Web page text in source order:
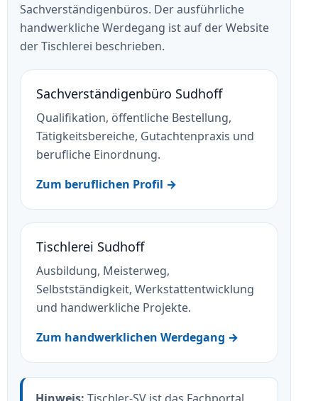
Sachverständigenbüros. Der ausführliche
handwerkliche Werdegang ist auf der Website
der Tischlerei beschrieben.
Sachverständigenbüro Sudhoff
Qualifikation, öffentliche Bestellung,
Tätigkeitsbereiche, Gutachtenpraxis und
berufliche Einordnung.
Zum beruflichen Profil →
Tischlerei Sudhoff
Ausbildung, Meisterweg,
Selbstständigkeit, Werkstattentwicklung
und handwerkliche Projekte.
Zum handwerklichen Werdegang →